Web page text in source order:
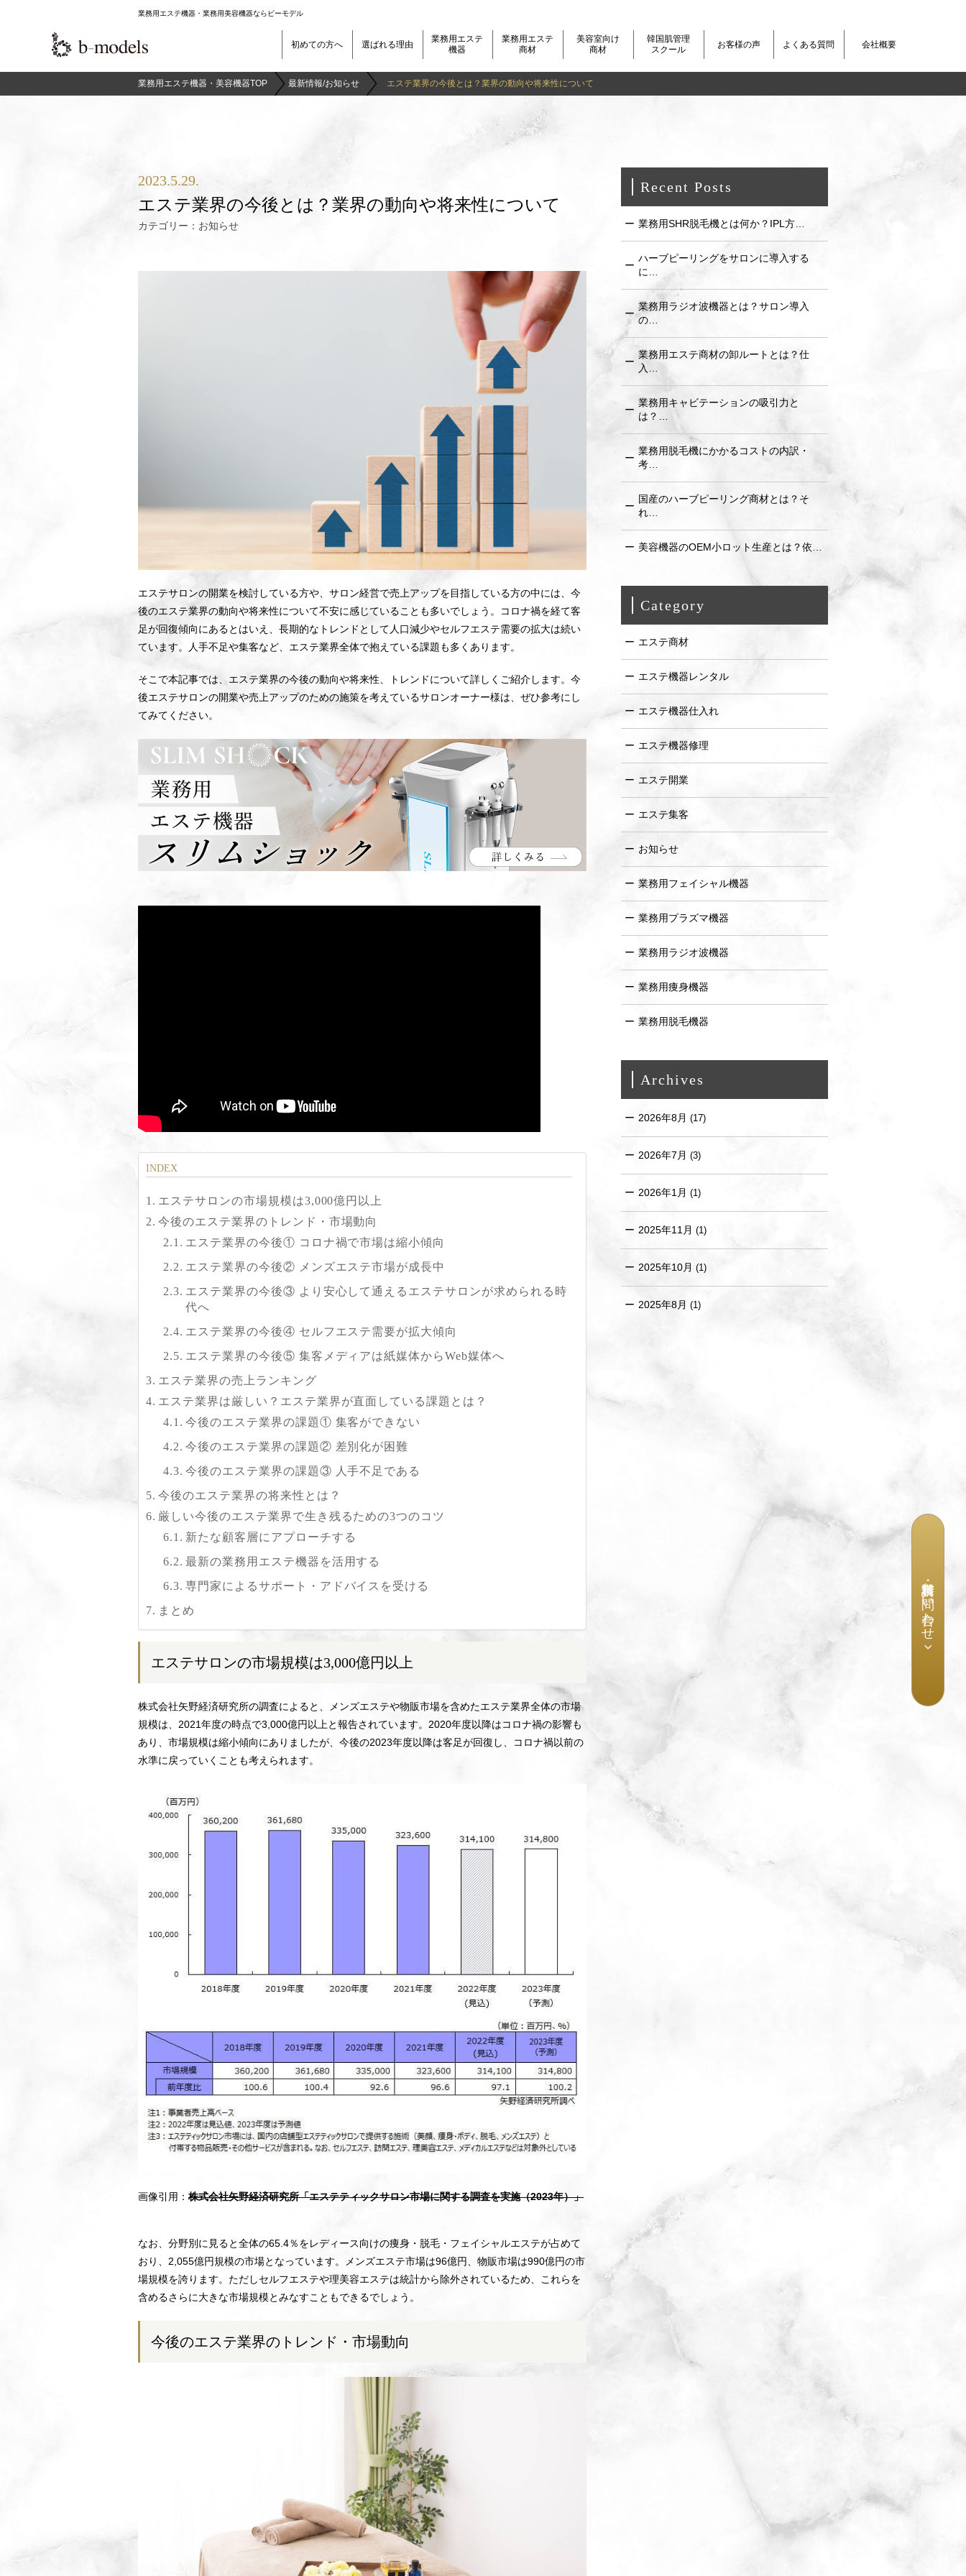
業務用エステ機器・業務用美容機器ならビーモデル
初めての方へ 選ばれる理由
業務用エステ
機器
業務用エステ
商材
美容室向け
商材
韓国肌管理
スクール
お客様の声 よくある質問 会社概要
資料請求・お問い合わせ
業務用エステ機器・美容機器TOP 最新情報/お知らせ エステ業界の今後とは？業界の動向や将来性について
2023.5.29.
エステ業界の今後とは？業界の動向や将来性について
カテゴリー： お知らせ
エステサロンの開業を検討している方や、サロン経営で売上アップを目指している方の中には、今
後のエステ業界の動向や将来性について不安に感じていることも多いでしょう。コロナ禍を経て客
足が回復傾向にあるとはいえ、長期的なトレンドとして人口減少やセルフエステ需要の拡大は続い
ています。人手不足や集客など、エステ業界全体で抱えている課題も多くあります。
そこで本記事では、エステ業界の今後の動向や将来性、トレンドについて詳しくご紹介します。今
後エステサロンの開業や売上アップのための施策を考えているサロンオーナー様は、ぜひ参考にし
てみてください。
エステサロンの市場規模は3,000億円以上
今後のエステ業界のトレンド・市場動向
エステ業界の今後① コロナ禍で市場は縮小傾向
エステ業界の今後② メンズエステ市場が成長中
エステ業界の今後③ より安心して通えるエステサロンが求められる時
代へ
エステ業界の今後④ セルフエステ需要が拡大傾向
エステ業界の今後⑤ 集客メディアは紙媒体からWeb媒体へ
エステ業界の売上ランキング
エステ業界は厳しい？エステ業界が直面している課題とは？
今後のエステ業界の課題① 集客ができない
今後のエステ業界の課題② 差別化が困難
今後のエステ業界の課題③ 人手不足である
今後のエステ業界の将来性とは？
厳しい今後のエステ業界で生き残るための3つのコツ
新たな顧客層にアプローチする
最新の業務用エステ機器を活用する
専門家によるサポート・アドバイスを受ける
まとめ
エステサロンの市場規模は3,000億円以上
株式会社矢野経済研究所の調査によると、メンズエステや物販市場を含めたエステ業界全体の市場
規模は、2021年度の時点で3,000億円以上と報告されています。2020年度以降はコロナ禍の影響も
あり、市場規模は縮小傾向にありましたが、今後の2023年度以降は客足が回復し、コロナ禍以前の
水準に戻っていくことも考えられます。
画像引用： 株式会社矢野経済研究所「エステティックサロン市場に関する調査を実施（2023年）」
なお、分野別に見ると全体の65.4％をレディース向けの痩身・脱毛・フェイシャルエステが占めて
おり、2,055億円規模の市場となっています。メンズエステ市場は96億円、物販市場は990億円の市
場規模を誇ります。ただしセルフエステや理美容エステは統計から除外されているため、これらを
含めるさらに大きな市場規模とみなすこともできるでしょう。
今後のエステ業界のトレンド・市場動向
Recent Posts
業務用SHR脱毛機とは何か？IPL方…
ハーブピーリングをサロンに導入する
に…
業務用ラジオ波機器とは？サロン導入
の…
業務用エステ商材の卸ルートとは？仕
入…
業務用キャビテーションの吸引力と
は？…
業務用脱毛機にかかるコストの内訳・
考…
国産のハーブピーリング商材とは？そ
れ…
美容機器のOEM小ロット生産とは？依…
Category
エステ商材
エステ機器レンタル
エステ機器仕入れ
エステ機器修理
エステ開業
エステ集客
お知らせ
業務用フェイシャル機器
業務用プラズマ機器
業務用ラジオ波機器
業務用痩身機器
業務用脱毛機器
Archives
2026年8月 (17)
2026年7月 (3)
2026年1月 (1)
2025年11月 (1)
2025年10月 (1)
2025年8月 (1)